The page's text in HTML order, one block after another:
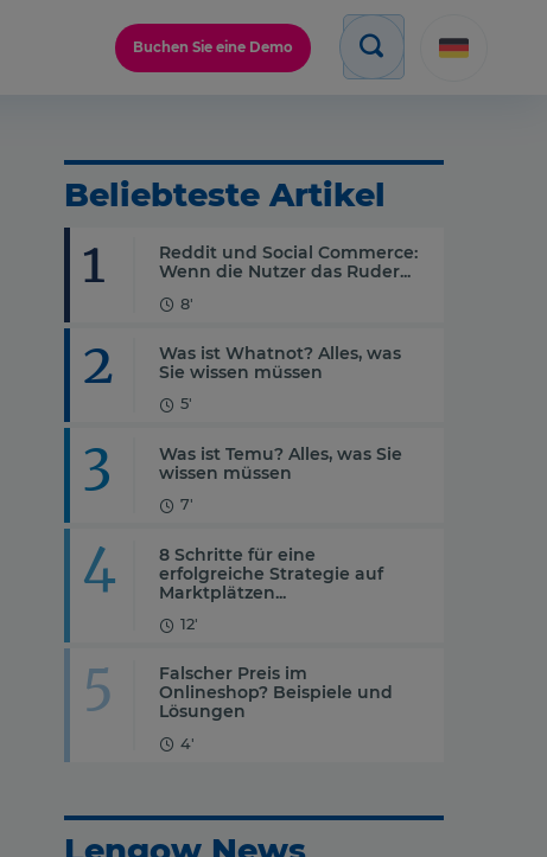
Buchen Sie eine Demo
Beliebteste Artikel
1
Reddit und Social Commerce:
Wenn die Nutzer das Ruder...
8'
2
Was ist Whatnot? Alles, was
Sie wissen müssen
5'
3
Was ist Temu? Alles, was Sie
wissen müssen
7'
4
8 Schritte für eine
erfolgreiche Strategie auf
Marktplätzen...
12'
5
Falscher Preis im
Onlineshop? Beispiele und
Lösungen
4'